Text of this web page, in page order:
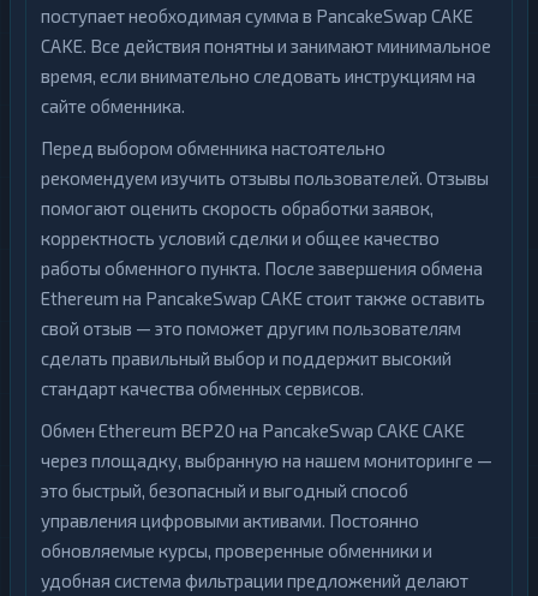
поступает необходимая сумма в PancakeSwap CAKE
CAKE. Все действия понятны и занимают минимальное
время, если внимательно следовать инструкциям на
сайте обменника.
Перед выбором обменника настоятельно
рекомендуем изучить отзывы пользователей. Отзывы
помогают оценить скорость обработки заявок,
корректность условий сделки и общее качество
работы обменного пункта. После завершения обмена
Ethereum на PancakeSwap CAKE стоит также оставить
свой отзыв — это поможет другим пользователям
сделать правильный выбор и поддержит высокий
стандарт качества обменных сервисов.
Обмен Ethereum BEP20 на PancakeSwap CAKE CAKE
через площадку, выбранную на нашем мониторинге —
это быстрый, безопасный и выгодный способ
управления цифровыми активами. Постоянно
обновляемые курсы, проверенные обменники и
удобная система фильтрации предложений делают